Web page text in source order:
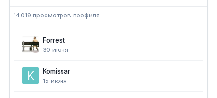
14 019 просмотров профиля
Forrest
30 июня
Komissar
15 июня